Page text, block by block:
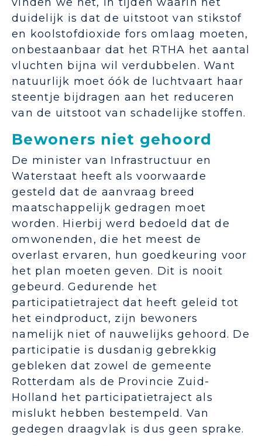
duidelijk is dat de uitstoot van stikstof
en koolstofdioxide fors omlaag moeten,
onbestaanbaar dat het RTHA het aantal
vluchten bijna wil verdubbelen. Want
natuurlijk moet óók de luchtvaart haar
steentje bijdragen aan het reduceren
van de uitstoot van schadelijke stoffen.
Bewoners niet gehoord
De minister van Infrastructuur en
Waterstaat heeft als voorwaarde
gesteld dat de aanvraag breed
maatschappelijk gedragen moet
worden. Hierbij werd bedoeld dat de
omwonenden, die het meest de
overlast ervaren, hun goedkeuring voor
het plan moeten geven. Dit is nooit
gebeurd. Gedurende het
participatietraject dat heeft geleid tot
het eindproduct, zijn bewoners
namelijk niet of nauwelijks gehoord. De
participatie is dusdanig gebrekkig
gebleken dat zowel de gemeente
Rotterdam als de Provincie Zuid-
Holland het participatietraject als
mislukt hebben bestempeld. Van
gedegen draagvlak is dus geen sprake.